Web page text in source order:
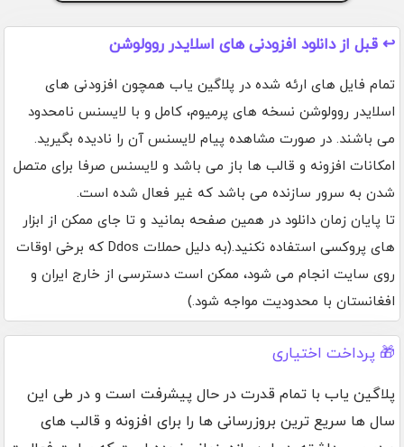
↩️ قبل از دانلود افزودنی های اسلایدر روولوشن
تمام فایل های ارئه شده در پلاگین یاب همچون افزودنی های
اسلایدر روولوشن نسخه های پرمیوم، کامل و با لایسنس نامحدود
می باشند. در صورت مشاهده پیام لایسنس آن را نادیده بگیرید.
امکانات افزونه و قالب ها باز می باشد و لایسنس صرفا برای متصل
شدن به سرور سازنده می باشد که غیر فعال شده است.
تا پایان زمان دانلود در همین صفحه بمانید و تا جای ممکن از ابزار
های پروکسی استفاده نکنید.(به دلیل حملات Ddos که برخی اوقات
روی سایت انجام می شود، ممکن است دسترسی از خارج ایران و
افغانستان با محدودیت مواجه شود.)
🎁 پرداخت اختیاری
پلاگین یاب با تمام قدرت در حال پیشرفت است و در طی این
سال ها سریع ترین بروزرسانی ها را برای افزونه و قالب های